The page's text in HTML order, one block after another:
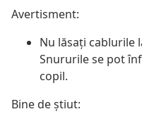
Avertisment:
Nu lăsați cablurile
Snururile se pot
copil.
Bine de știut: